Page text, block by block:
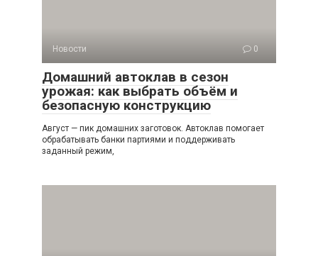
Новости 0
Домашний автоклав в сезон
урожая: как выбрать объём и
безопасную конструкцию
Август — пик домашних заготовок. Автоклав помогает
обрабатывать банки партиями и поддерживать
заданный режим,